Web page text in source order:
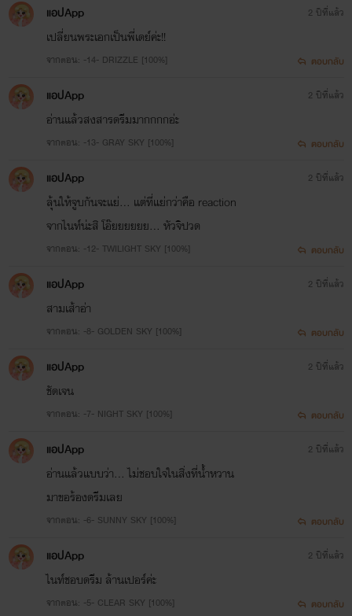
แอปApp
เปลี่ยนพระเอกเป็นพี่เดย์ค่ะ!!
จากตอน: -14- DRIZZLE [100%]
2 ปีที่แล้ว
ตอบกลับ
แอปApp
อ่านแล้วสงสารดรีมมากกกกอ่ะ
จากตอน: -13- GRAY SKY [100%]
2 ปีที่แล้ว
ตอบกลับ
แอปApp
ลุ้นให้จูบกันจะแย่... แต่ที่แย่กว่าคือ reaction
จากไนท์น่ะสิ โอ๊ยยยยยย... หัวจิปวด
จากตอน: -12- TWILIGHT SKY [100%]
2 ปีที่แล้ว
ตอบกลับ
แอปApp
สามเส้าอ่า
จากตอน: -8- GOLDEN SKY [100%]
2 ปีที่แล้ว
ตอบกลับ
แอปApp
ชัดเจน
จากตอน: -7- NIGHT SKY [100%]
2 ปีที่แล้ว
ตอบกลับ
แอปApp
อ่านแล้วแบบว่า... ไม่ชอบใจในสิ่งที่น้ำหวาน
มาขอร้องดรีมเลย
จากตอน: -6- SUNNY SKY [100%]
2 ปีที่แล้ว
ตอบกลับ
แอปApp
ไนท์ชอบดรีม ล้านเปอร์ค่ะ
จากตอน: -5- CLEAR SKY [100%]
2 ปีที่แล้ว
ตอบกลับ